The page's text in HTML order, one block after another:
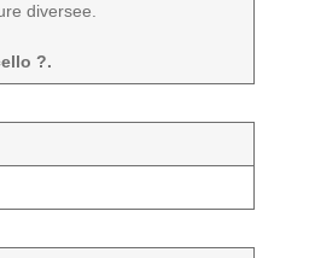
diversee.
?.